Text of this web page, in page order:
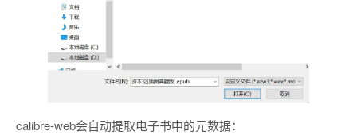
calibre-web会自动提取电子书中的元数据：